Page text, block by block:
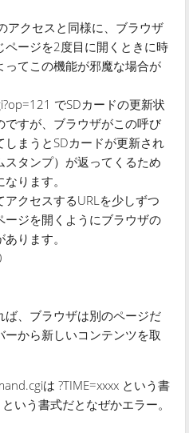
アクセスと同様に、ブラウザ
ージを2度目に開くときに時
てこの機能が邪魔な場合が
でSDカードの更新状
すが、ブラウザがこの呼び
まうとSDカードが更新され
タンプ）が返ってくるため
ります。
クセスするURLを少しずつ
ジを開くようにブラウザの
ります。
ば、ブラウザは別のページだ
から新しいコンテンツを取
は ?TIME=xxxx という書
いう書式だとなぜかエラー。